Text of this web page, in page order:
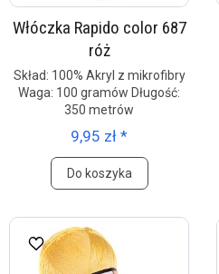
Włóczka Rapido color 687
róż
Skład: 100% Akryl z mikrofibry
Waga: 100 gramów Długość:
350 metrów
9,95 zł *
Do koszyka